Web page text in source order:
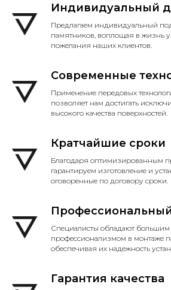
Индивидуальный
Предлагаем индивидуальный
памятников, воплощая в жизнь
пожелания наших клиентов.
Современные
Применение передовых
позволяет нам достигать
высокого качества поверхностей.
Кратчайшие сроки
Благодаря оптимизированным
гарантируем изготовление и
оговоренные по договору сроки.
Специалисты обладают
профессионализмом в монтаже
обеспечивая их надежность
Гарантия качества